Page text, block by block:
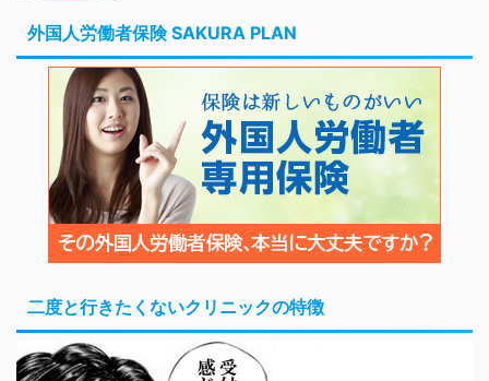
外国人労働者保険 SAKURA PLAN
二度と行きたくないクリニックの特徴